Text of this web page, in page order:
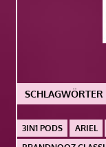
SCHLAGWÖRTER
3IN1 PODS ARIEL